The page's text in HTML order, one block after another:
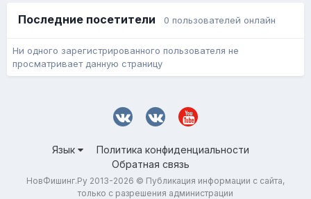
Последние посетители 0 пользователей онлайн
Ни одного зарегистрированного пользователя не
просматривает данную страницу
Язык
Политика конфиденциальности
Обратная связь
НовФишинг.Ру 2013-2026 © Публикация информации с сайта,
только с разрешения администрации